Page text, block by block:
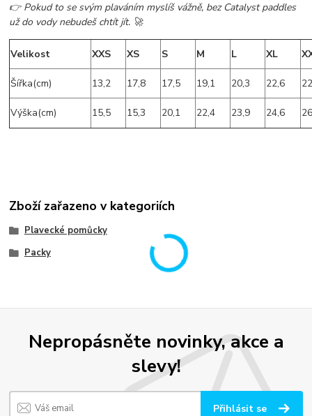
👉 Pokud to se svým plaváním myslíš vážně, bez Catalyst paddles
už do vody nebudeš chtít jít. 🚀
Velikost XXS XS S M L XL
Šířka(cm) 13,2 17,8 17,5 19,1 20,3 22,6
Výška(cm) 15,5 15,3 20,1 22,4 23,9 24,6
Zboží zařazeno v kategoriích
Plavecké pomůcky
Packy
Nepropásněte novinky, akce a
slevy!
Přihlásit se